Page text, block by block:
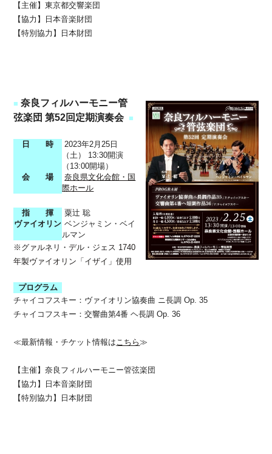
【主催】東京都交響楽団
【協力】日本音楽財団
【特別協力】日本財団
■ 奈良フィルハーモニー管
弦楽団 第52回定期演奏会 ■
日 時
2023年2月25日
（土） 13:30開演
（13:00開場）
会 場
奈良県文化会館・国
際ホール
指 揮
粟辻 聡
ヴァイオリン ベンジャミン・ベイ
ルマン
※グァルネリ・デル・ジェス 1740
年製ヴァイオリン「イザイ」使用
プログラム
チャイコフスキー：ヴァイオリン協奏曲 ニ長調 Op. 35
チャイコフスキー：交響曲第4番 ヘ長調 Op. 36
≪最新情報・チケット情報はこちら≫
【主催】奈良フィルハーモニー管弦楽団
【協力】日本音楽財団
【特別協力】日本財団